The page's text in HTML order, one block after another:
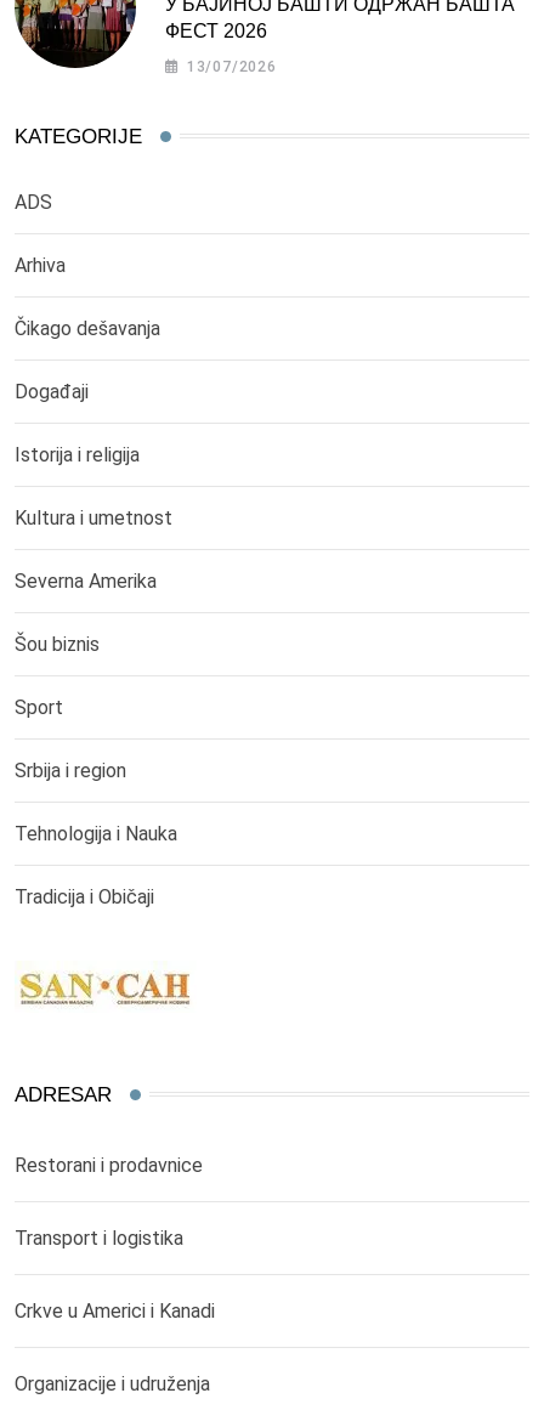
У БАЈИНОЈ БАШТИ ОДРЖАН БАШТА
ФЕСТ 2026
13/07/2026
KATEGORIJE
ADS
Arhiva
Čikago dešavanja
Događaji
Istorija i religija
Kultura i umetnost
Severna Amerika
Šou biznis
Sport
Srbija i region
Tehnologija i Nauka
Tradicija i Običaji
ADRESAR
Restorani i prodavnice
Transport i logistika
Crkve u Americi i Kanadi
Organizacije i udruženja